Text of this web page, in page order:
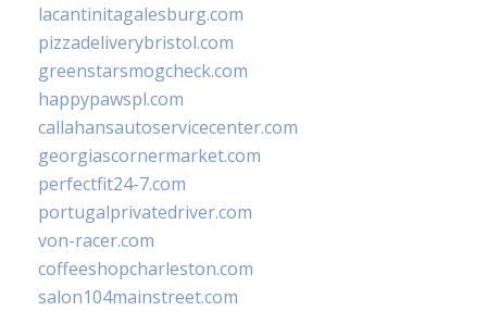
lacantinitagalesburg.com
pizzadeliverybristol.com
greenstarsmogcheck.com
happypawspl.com
callahansautoservicecenter.com
georgiascornermarket.com
perfectfit24-7.com
portugalprivatedriver.com
von-racer.com
coffeeshopcharleston.com
salon104mainstreet.com